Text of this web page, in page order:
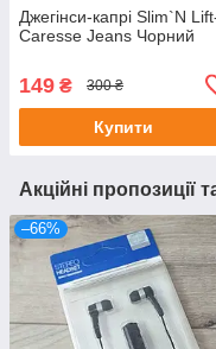
Джегінси-капрі Slim`N
Caresse Jeans Чорний
149 ₴ 300 ₴
Купити
Акційні пропозиції
–66%